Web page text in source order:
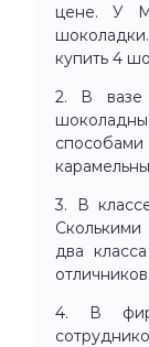
цене. У
купить 4
2. В вазе
3. В
Сколькими
два
4. В